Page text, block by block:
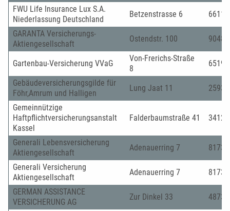
FWU Life Insurance Lux S.A.
Niederlassung Deutschland
Betzenstrasse 6
66111
GARANTA Versicherungs-
Aktiengesellschaft
Ostendstr. 100 90482
Gartenbau-Versicherung VVaG
Von-Frerichs-Straße
8
65191
Gebäudeversicherungsgilde für
Föhr,Amrum und Halligen
Lung Jaat 11
25938
Gemeinnützige
Haftpflichtversicherungsanstalt
Kassel
Falderbaumstraße 41 34123
Generali Lebensversicherung
Aktiengesellschaft
Adenauerring 7
81737
Generali Versicherung
Aktiengesellschaft
Adenauerring 7
81737
GERMAN ASSISTANCE
VERSICHERUNG AG
Zur Dinkel 33
48739